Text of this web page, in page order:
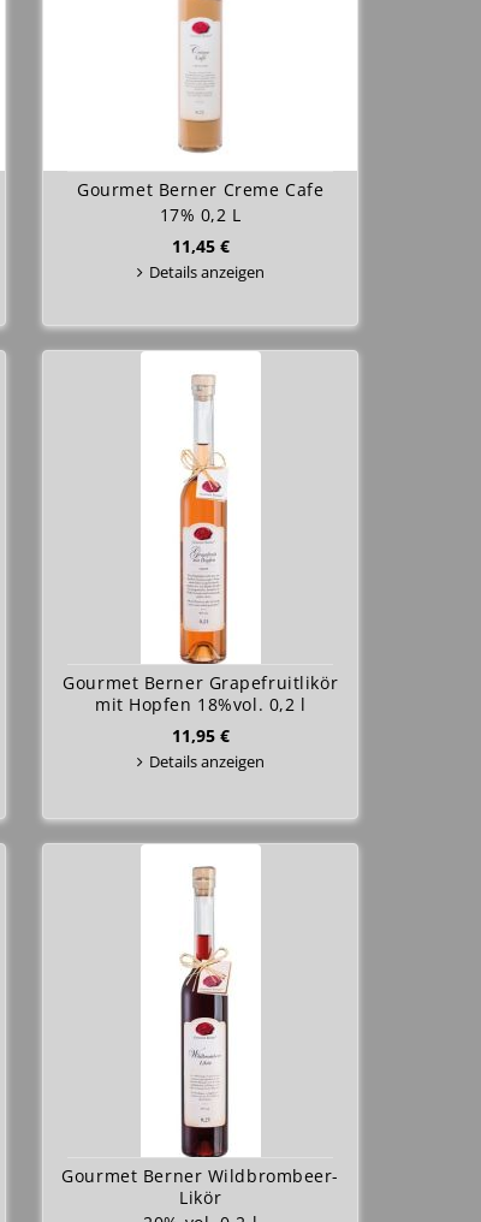
Gourmet Berner Creme Cafe
17% 0,2 L
11,45 €
Details anzeigen
Gourmet Berner Grapefruitlikör
mit Hopfen 18%vol. 0,2 l
11,95 €
Details anzeigen
Gourmet Berner Wildbrombeer-
Likör